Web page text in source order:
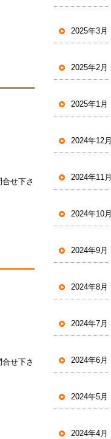
せ下さ
せ下さ
2025年3月
2025年2月
2025年1月
2024年12月
2024年11月
2024年10月
2024年9月
2024年8月
2024年7月
2024年6月
2024年5月
2024年4月